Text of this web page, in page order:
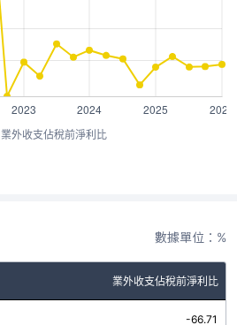
業外收支佔稅前淨利比
數據單位：%
業外收支佔稅前淨利比
-66.71